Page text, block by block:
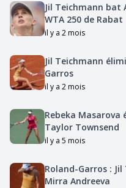
Jil Teichmann bat
WTA 250 de Rabat
il y a 2 mois
Jil Teichmann
Garros
il y a 2 mois
Rebeka
Taylor Townsend
il y a 5 mois
Roland-Garros :
Mirra Andreeva